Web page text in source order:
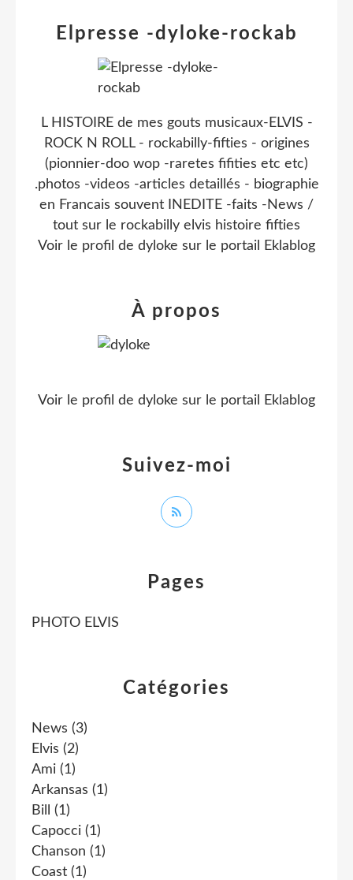
Catégories
News (3)
Elvis (2)
Ami (1)
Arkansas (1)
Bill
(1)
Capocci (1)
Chanson (1)
Coast (1)
Pages
PHOTO ELVIS
Elpresse -dyloke-rockab
L HISTOIRE de mes gouts musicaux-ELVIS -
ROCK N ROLL - rockabilly-fifties - origines
(pionnier-doo wop -raretes fifities etc etc)
.photos -videos -articles detaillés - biographie
en Francais souvent INEDITE -faits -News /
tout sur le rockabilly elvis histoire fifties
Voir le profil de dyloke sur le portail Eklablog
Suivez-moi
À propos
Voir le profil de dyloke sur le portail Eklablog